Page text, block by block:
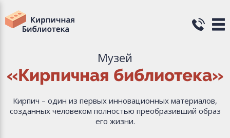
Музей
«Кирпичная библиотека»
Кирпич – один из первых инновационных материалов,
созданных человеком полностью преобразивший образ
его жизни.